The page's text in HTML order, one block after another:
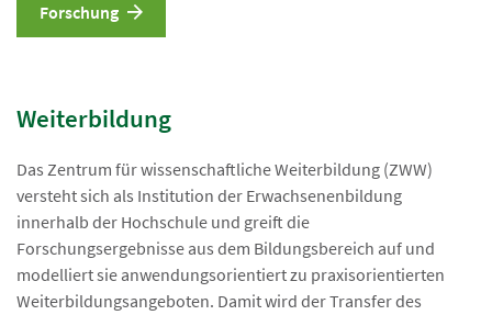
Forschung
Weiterbildung
Das Zentrum für wissenschaftliche Weiterbildung (ZWW)
versteht sich als Institution der Erwachsenenbildung
innerhalb der Hochschule und greift die
Forschungsergebnisse aus dem Bildungsbereich auf und
modelliert sie anwendungsorientiert zu praxisorientierten
Weiterbildungsangeboten. Damit wird der Transfer des